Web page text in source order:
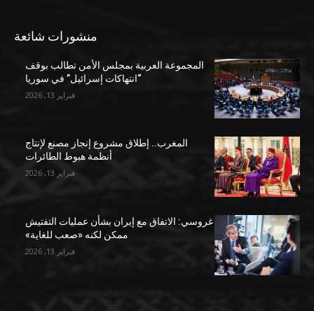
منشورات شائعة
المجموعة العربية بمجلس الأمن تطالب بوقف
“انتهاكات إسرائيل” في سوريا
فبراير 13, 2026
المغرب.. إطلاق مشروع إنجاز مصنع لإنتاج
أنظمة هبوط الطائرات
فبراير 13, 2026
غروسي: الاتفاق مع إيران بشأن عمليات التفتيش
ممكن لكنه «صعب للغاية»
فبراير 13, 2026